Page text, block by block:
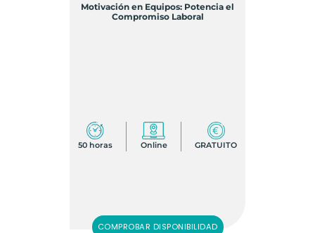
Motivación en Equipos: Potencia el
Compromiso Laboral
50 horas Online GRATUITO
COMPROBAR DISPONIBILIDAD